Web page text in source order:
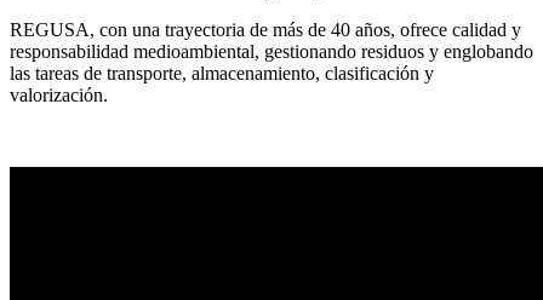
REGUSA, con una trayectoria de más de 40 años, ofrece calidad y
responsabilidad medioambiental, gestionando residuos y englobando
las tareas de transporte, almacenamiento, clasificación y
valorización.